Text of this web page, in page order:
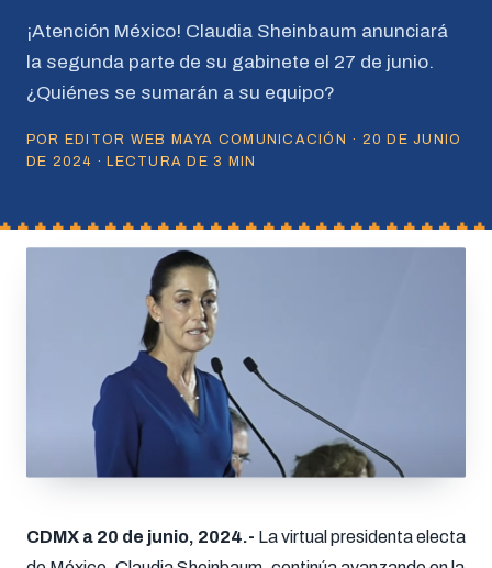
¡Atención México! Claudia Sheinbaum anunciará
la segunda parte de su gabinete el 27 de junio.
¿Quiénes se sumarán a su equipo?
POR EDITOR WEB MAYA COMUNICACIÓN · 20 DE JUNIO
DE 2024 · LECTURA DE 3 MIN
CDMX a 20 de junio, 2024.- La virtual presidenta electa